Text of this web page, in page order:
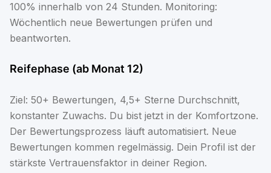
100% innerhalb von 24 Stunden. Monitoring:
Wöchentlich neue Bewertungen prüfen und
beantworten.
Reifephase (ab Monat 12)
Ziel: 50+ Bewertungen, 4,5+ Sterne Durchschnitt,
konstanter Zuwachs. Du bist jetzt in der Komfortzone.
Der Bewertungsprozess läuft automatisiert. Neue
Bewertungen kommen regelmässig. Dein Profil ist der
stärkste Vertrauensfaktor in deiner Region.